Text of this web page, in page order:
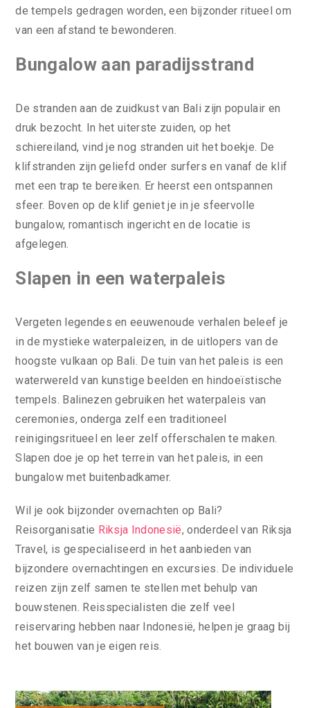
de tempels gedragen worden, een bijzonder ritueel om
van een afstand te bewonderen.
Bungalow aan paradijsstrand
De stranden aan de zuidkust van Bali zijn populair en
druk bezocht. In het uiterste zuiden, op het
schiereiland, vind je nog stranden uit het boekje. De
klifstranden zijn geliefd onder surfers en vanaf de klif
met een trap te bereiken. Er heerst een ontspannen
sfeer. Boven op de klif geniet je in je sfeervolle
bungalow, romantisch ingericht en de locatie is
afgelegen.
Slapen in een waterpaleis
Vergeten legendes en eeuwenoude verhalen beleef je
in de mystieke waterpaleizen, in de uitlopers van de
hoogste vulkaan op Bali. De tuin van het paleis is een
waterwereld van kunstige beelden en hindoeïstische
tempels. Balinezen gebruiken het waterpaleis van
ceremonies, onderga zelf een traditioneel
reinigingsritueel en leer zelf offerschalen te maken.
Slapen doe je op het terrein van het paleis, in een
bungalow met buitenbadkamer.
Wil je ook bijzonder overnachten op Bali?
Reisorganisatie Riksja Indonesië, onderdeel van Riksja
Travel, is gespecialiseerd in het aanbieden van
bijzondere overnachtingen en excursies. De individuele
reizen zijn zelf samen te stellen met behulp van
bouwstenen. Reisspecialisten die zelf veel
reiservaring hebben naar Indonesië, helpen je graag bij
het bouwen van je eigen reis.